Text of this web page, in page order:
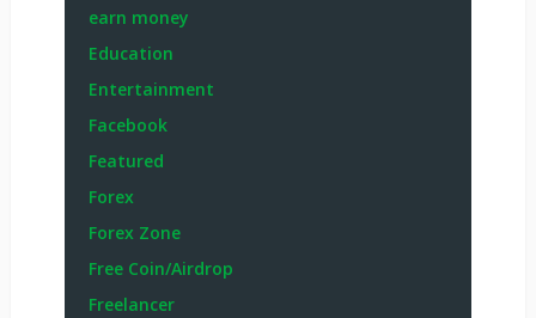
earn money
Education
Entertainment
Facebook
Featured
Forex
Forex Zone
Free Coin/Airdrop
Freelancer